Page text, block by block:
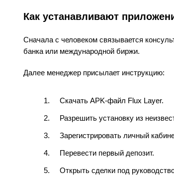
Как устанавливают
Сначала с человеком связывается
банка или международной биржи.
Далее менеджер присылает инструкцию:
Скачать APK-файл Flux Layer.
Разрешить установку из
Зарегистрировать личный
Перевести первый депозит.
Открыть сделки под